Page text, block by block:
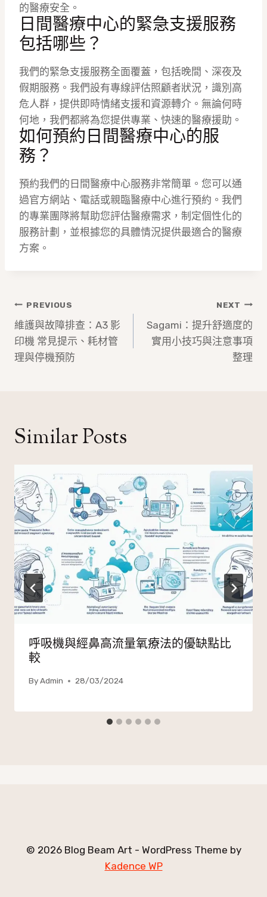
的醫療安全。
日間醫療中心的緊急支援服務
包括哪些？
我們的緊急支援服務全面覆蓋，包括晚間、深夜及
假期服務。我們設有專線評估照顧者狀況，識別高
危人群，提供即時情緒支援和資源轉介。無論何時
何地，我們都將為您提供專業、快速的醫療援助。
如何預約日間醫療中心的服
務？
預約我們的日間醫療中心服務非常簡單。您可以通
過官方網站、電話或親臨醫療中心進行預約。我們
的專業團隊將幫助您評估醫療需求，制定個性化的
服務計劃，並根據您的具體情況提供最適合的醫療
方案。
文
章
導
PREVIOUS
維護與故障排查：A3 影
印機 常見提示、耗材管
理與停機預防
NEXT
Sagami：提升舒適度的
實用小技巧與注意事項
整理
Similar Posts
呼吸機與經鼻高流量氧療法的優缺點比
較
ByAdmin 28/03/2024
© 2026 Blog Beam Art - WordPress Theme by
Kadence WP